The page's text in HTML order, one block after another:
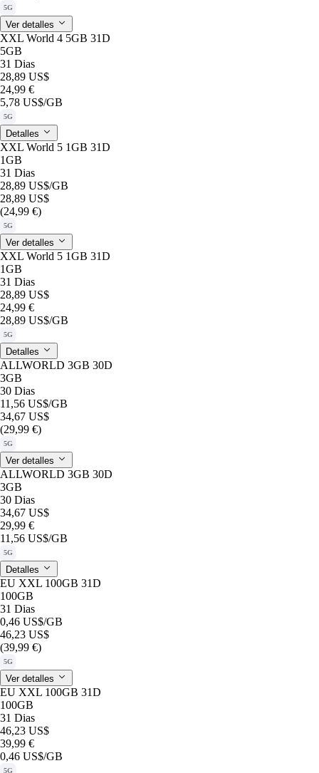
5G
Ver detalles
XXL World 4 5GB 31D
5GB
31 Dias
28,89 US$
24,99 €
5,78 US$/GB
5G
Detalles
XXL World 5 1GB 31D
1GB
31 Dias
28,89 US$/GB
28,89 US$
(24,99 €)
5G
Ver detalles
XXL World 5 1GB 31D
1GB
31 Dias
28,89 US$
24,99 €
28,89 US$/GB
5G
Detalles
ALLWORLD 3GB 30D
3GB
30 Dias
11,56 US$/GB
34,67 US$
(29,99 €)
5G
Ver detalles
ALLWORLD 3GB 30D
3GB
30 Dias
34,67 US$
29,99 €
11,56 US$/GB
5G
Detalles
EU XXL 100GB 31D
100GB
31 Dias
0,46 US$/GB
46,23 US$
(39,99 €)
5G
Ver detalles
EU XXL 100GB 31D
100GB
31 Dias
46,23 US$
39,99 €
0,46 US$/GB
5G